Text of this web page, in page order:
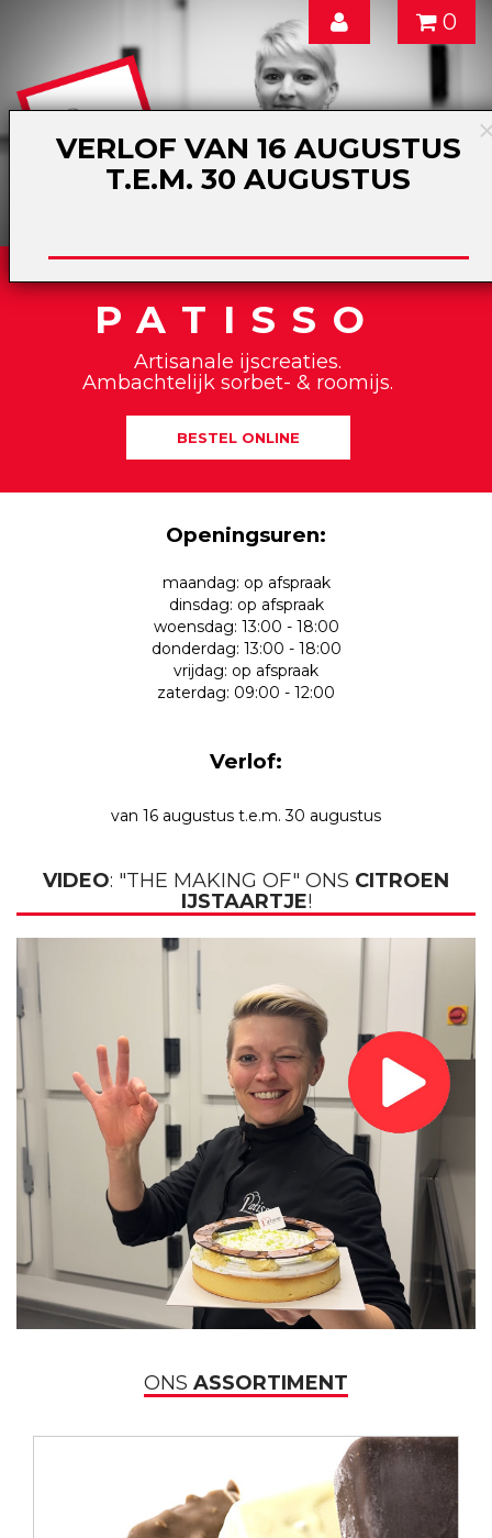
0
PATISSO
Artisanale ijscreaties.
Ambachtelijk sorbet- & roomijs.
BESTEL ONLINE
Openingsuren:
maandag: op afspraak
dinsdag: op afspraak
woensdag: 13:00 - 18:00
donderdag: 13:00 - 18:00
vrijdag: op afspraak
zaterdag: 09:00 - 12:00
Verlof:
van 16 augustus t.e.m. 30 augustus
VIDEO: "THE MAKING OF" ONS CITROEN
IJSTAARTJE!
ONS ASSORTIMENT
VERLOF VAN 16 AUGUSTUS
T.E.M. 30 AUGUSTUS